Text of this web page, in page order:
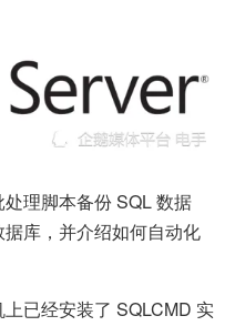
理脚本备份 SQL 数据
库，并介绍如何自动化
已经安装了 SQLCMD 实